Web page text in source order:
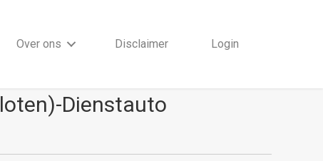
Over ons Disclaimer Login
Dienstauto